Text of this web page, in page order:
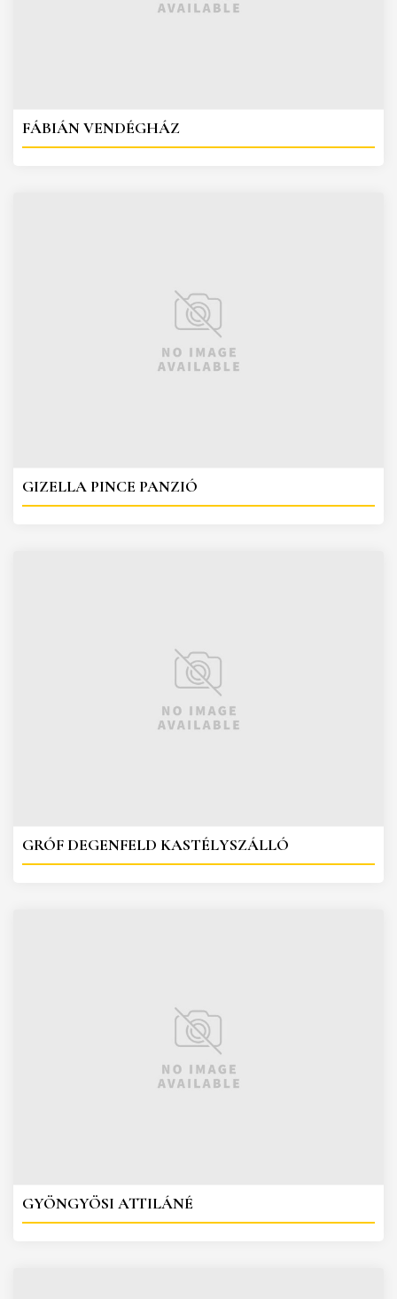
FÁBIÁN VENDÉGHÁZ
GIZELLA PINCE PANZIÓ
GRÓF DEGENFELD KASTÉLYSZÁLLÓ
GYÖNGYÖSI ATTILÁNÉ